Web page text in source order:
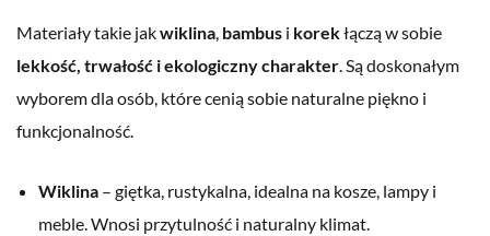
Materiały takie jakwiklina, bambus i korekłączą w sobie
lekkość, trwałość i ekologiczny charakter. Są doskonałym
wyborem dla osób, które cenią sobie naturalne piękno i
funkcjonalność.
Wiklina – giętka, rustykalna, idealna na kosze, lampy i
meble. Wnosi przytulność i naturalny klimat.